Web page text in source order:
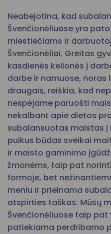
Neabejotina, kad
Švenčionėliuose yra
miestiečiams ir
Švenčionėliai. Greitas
kasdienės kelionės į
darbe ir namuose, noras
draugais, reiškia, kad
nespėjame paruošti
nekalbant apie dietos
subalansuotas maistas į
puikus būdas sveikai
ir maisto gaminimo
žmonėms, taip pat
formoje, bet
meniu ir prieinama
atspirties taškas. Mūsų
Švenčionėliuose taip pat
patiekiama perdribamo